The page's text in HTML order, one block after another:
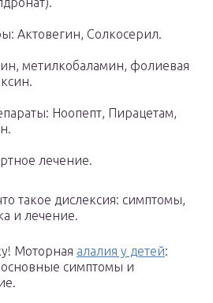
Актовегин, Солкосерил.
метилкобаламин, фолиевая
Ноопепт, Пирацетам,
лечение.
такое дислексия: симптомы,
и лечение.
Моторная алалия у детей:
симптомы и